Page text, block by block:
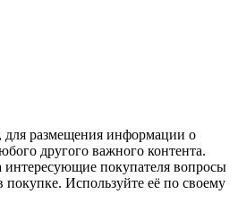
для размещения информации о
другого важного контента.
покупателя вопросы
покупке. Используйте её по своему